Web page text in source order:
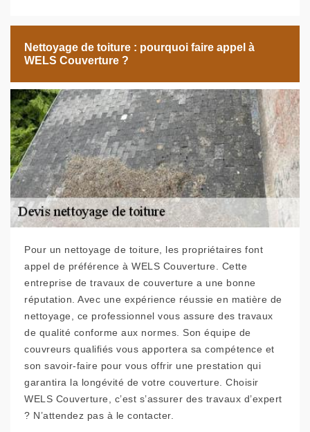
Nettoyage de toiture : pourquoi faire appel à
WELS Couverture ?
Pour un nettoyage de toiture, les propriétaires font
appel de préférence à WELS Couverture. Cette
entreprise de travaux de couverture a une bonne
réputation. Avec une expérience réussie en matière de
nettoyage, ce professionnel vous assure des travaux
de qualité conforme aux normes. Son équipe de
couvreurs qualifiés vous apportera sa compétence et
son savoir-faire pour vous offrir une prestation qui
garantira la longévité de votre couverture. Choisir
WELS Couverture, c’est s’assurer des travaux d’expert
? N’attendez pas à le contacter.